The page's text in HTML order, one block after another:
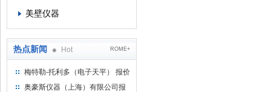
美壁仪器
热点新闻 Hot ROME+
梅特勒-托利多（电子天平） 报价
单
奥豪斯仪器（上海）有限公司报